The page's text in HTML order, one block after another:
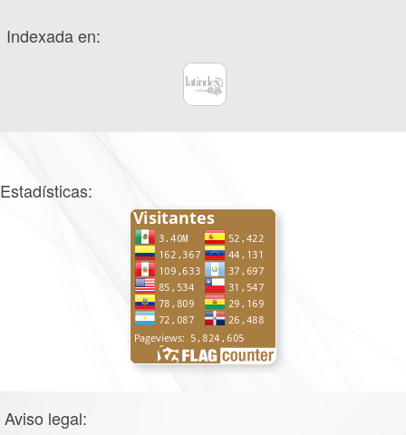
Indexada en:
Estadísticas:
Aviso legal: